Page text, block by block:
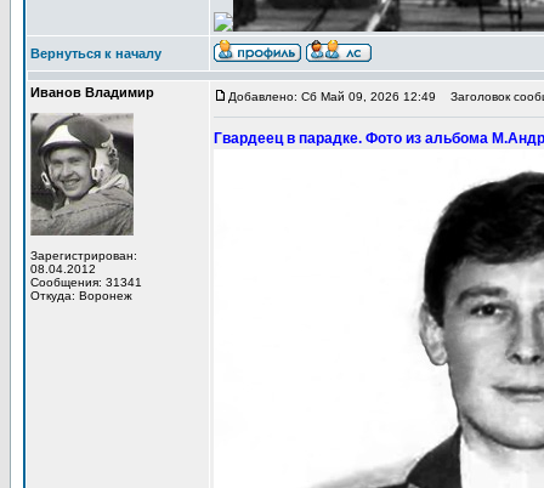
Вернуться к началу
Иванов Владимир
Зарегистрирован:
08.04.2012
Сообщения: 31341
Откуда: Воронеж
Добавлено: Сб Май 09, 2026 12:49 Заголовок
Гвардеец в парадке. Фото из альбома